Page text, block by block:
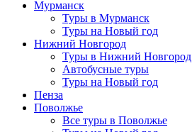
Мурманск
Туры в Мурманск
Туры на Новый год
Нижний Новгород
Туры в Нижний Новгород
Автобусные туры
Туры на Новый год
Пенза
Поволжье
Все туры в Поволжье